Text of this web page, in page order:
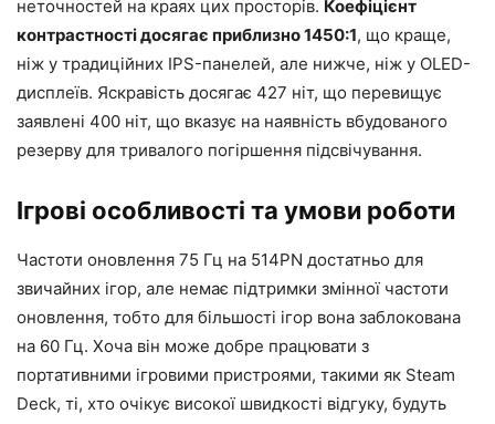
неточностей на краях цих просторів. Коефіцієнт
контрастності досягає приблизно 1450:1, що краще,
ніж у традиційних IPS-панелей, але нижче, ніж у OLED-
дисплеїв. Яскравість досягає 427 ніт, що перевищує
заявлені 400 ніт, що вказує на наявність вбудованого
резерву для тривалого погіршення підсвічування.
Ігрові особливості та умови роботи
Частоти оновлення 75 Гц на 514PN достатньо для
звичайних ігор, але немає підтримки змінної частоти
оновлення, тобто для більшості ігор вона заблокована
на 60 Гц. Хоча він може добре працювати з
портативними ігровими пристроями, такими як Steam
Deck, ті, хто очікує високої швидкості відгуку, будуть